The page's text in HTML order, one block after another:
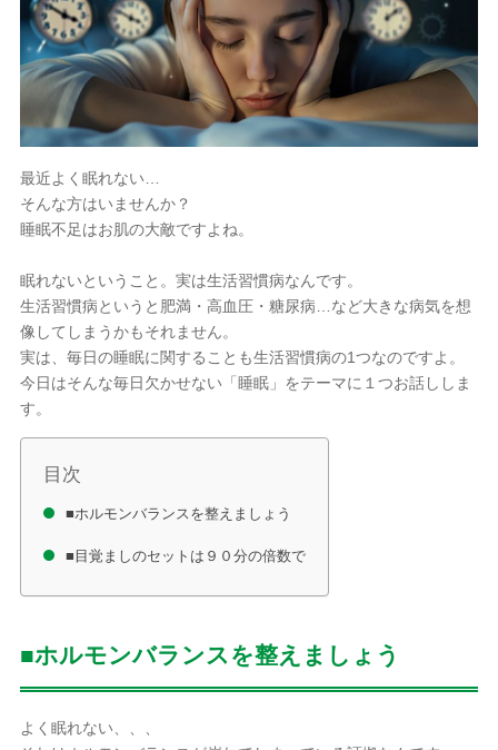

最近よく眠れない…
そんな方はいませんか？
睡眠不足はお肌の大敵ですよね。
眠れないということ。実は生活習慣病なんです。
生活習慣病というと肥満・高血圧・糖尿病…など大きな病気を想
像してしまうかもそれません。
実は、毎日の睡眠に関することも生活習慣病の1つなのですよ。
今日はそんな毎日欠かせない「睡眠」をテーマに１つお話ししま
す。
目次
■ホルモンバランスを整えましょう
■目覚ましのセットは９０分の倍数で
■ホルモンバランスを整えましょう
よく眠れない、、、